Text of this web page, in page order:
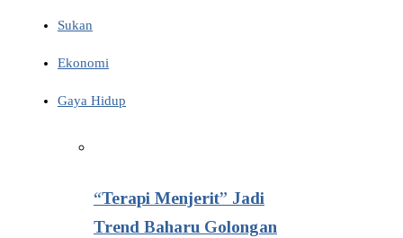
Sukan
Ekonomi
Gaya Hidup
“Terapi Menjerit” Jadi
Trend Baharu Golongan